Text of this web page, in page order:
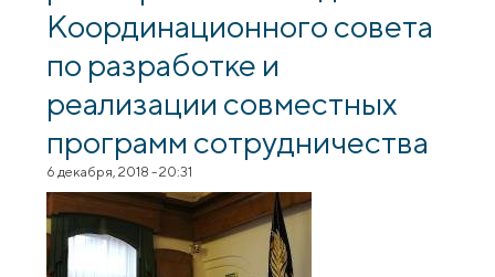
Координационного совета
по разработке и
реализации совместных
программ сотрудничества
6 декабря, 2018 - 20:31